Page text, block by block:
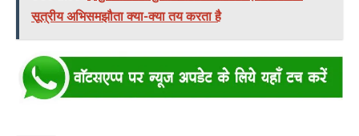
सूत्रीय अभिसमझौता क्या-क्या तय करता है